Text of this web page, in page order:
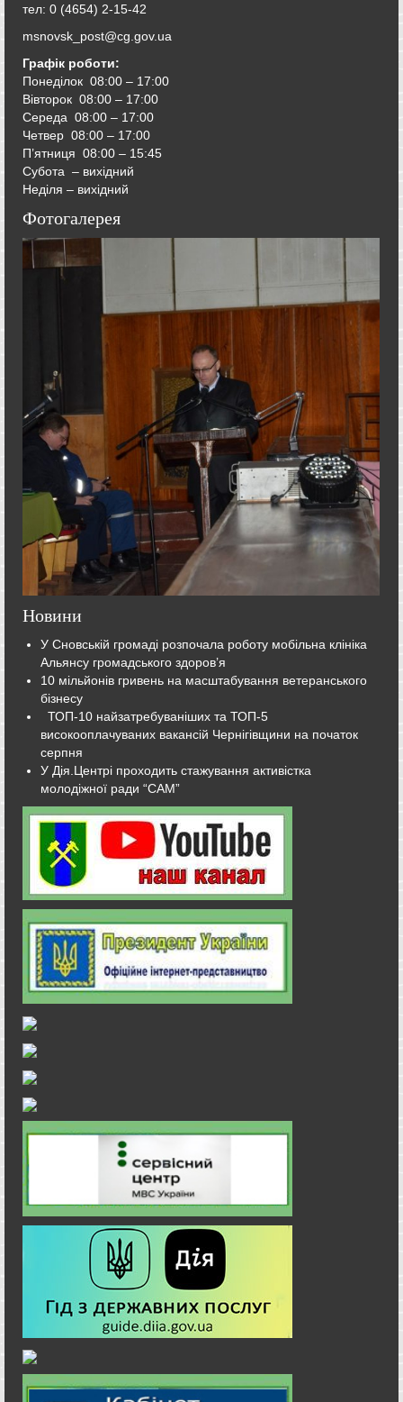
тел: 0 (4654) 2-15-42
msnovsk_post@cg.gov.ua
Графік роботи:
Понеділок 08:00 – 17:00
Вівторок 08:00 – 17:00
Середа 08:00 – 17:00
Четвер 08:00 – 17:00
П’ятниця 08:00 – 15:45
Субота – вихідний
Неділя – вихідний
Фотогалерея
Новини
У Сновській громаді розпочала роботу мобільна клініка
Альянсу громадського здоров’я
10 мільйонів гривень на масштабування ветеранського
бізнесу
ТОП-10 найзатребуваніших та ТОП-5
високооплачуваних вакансій Чернігівщини на початок
серпня
У Дія.Центрі проходить стажування активістка
молодіжної ради “САМ”